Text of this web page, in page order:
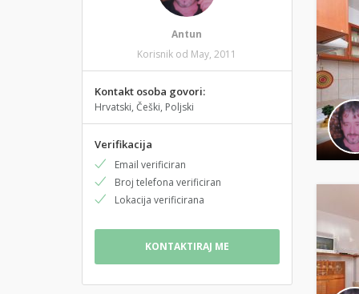
Antun
Korisnik od May, 2011
Kontakt osoba govori:
Hrvatski, Češki, Poljski
Verifikacija
Email verificiran
Broj telefona verificiran
Lokacija verificirana
KONTAKTIRAJ ME